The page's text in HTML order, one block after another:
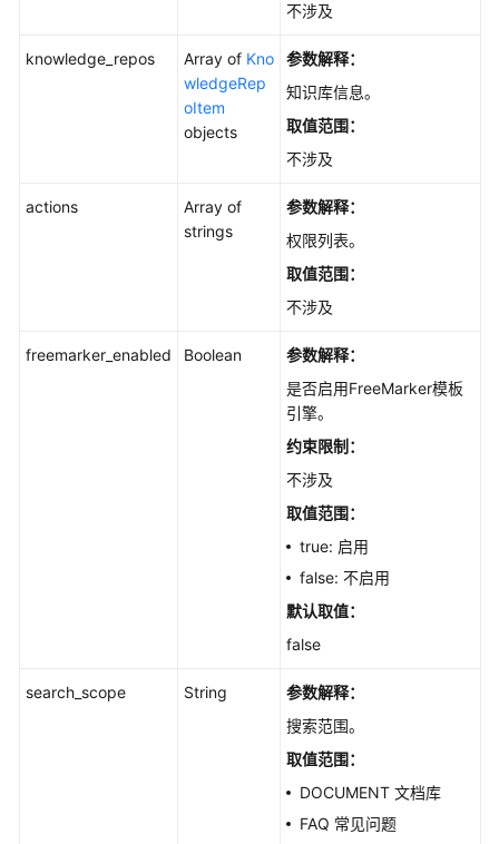
系
不涉及
knowledge_repos Array of Kno
wledgeRep
oItem
objects
参数解释：
知识库信息。
取值范围：
不涉及
actions
Array of
strings
参数解释：
权限列表。
取值范围：
不涉及
freemarker_enabled Boolean
参数解释：
是否启用FreeMarker模板
引擎。
约束限制：
不涉及
取值范围：
true: 启用
false: 不启用
默认取值：
false
search_scope String
参数解释：
搜索范围。
取值范围：
DOCUMENT 文档库
FAQ 常见问题